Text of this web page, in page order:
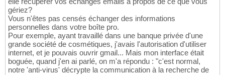
gériez?
Vous n'êtes pas censés échanger des informations
personnelles dans votre boîte pro.
Pour exemple, ayant travaillé dans une banque privée d'une
grande société de cosmétiques, j'avais l'autorisation d'utiliser
internet, et je pouvais ouvrir gmail... Mais mon interface était
boguée, quand j'en ai parlé, on m'a répondu : "c'est normal,
notre 'anti-virus' décrypte la communication à la recherche de